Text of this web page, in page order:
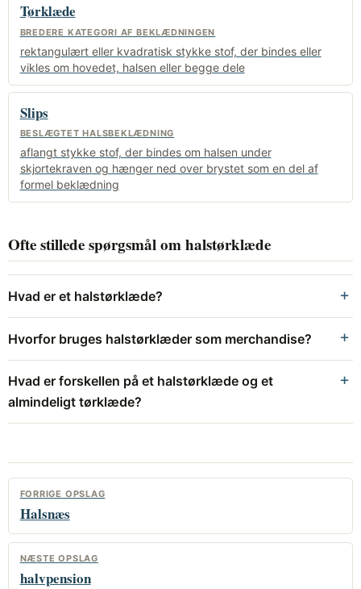
Tørklæde
BREDERE KATEGORI AF BEKLÆDNINGEN
rektangulært eller kvadratisk stykke stof, der bindes eller
vikles om hovedet, halsen eller begge dele
Slips
BESLÆGTET HALSBEKLÆDNING
aflangt stykke stof, der bindes om halsen under
skjortekraven og hænger ned over brystet som en del af
formel beklædning
Ofte stillede spørgsmål om halstørklæde
Hvad er et halstørklæde?
Hvorfor bruges halstørklæder som merchandise?
Hvad er forskellen på et halstørklæde og et
almindeligt tørklæde?
FORRIGE OPSLAG
Halsnæs
NÆSTE OPSLAG
halvpension